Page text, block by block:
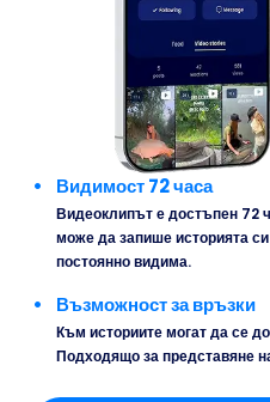
Видимост 72 часа
Видеоклипът е достъпен 72
може да запише историята
постоянно видима.
Възможност за връзки
Към историите могат да се
Подходящо за представяне